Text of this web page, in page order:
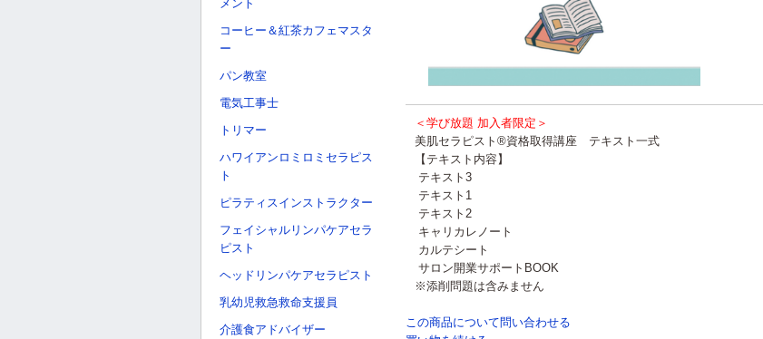
メント
コーヒー＆紅茶カフェマスタ
ー
パン教室
電気工事士
トリマー
ハワイアンロミロミセラピス
ト
ピラティスインストラクター
フェイシャルリンパケアセラ
ピスト
ヘッドリンパケアセラピスト
乳幼児救急救命支援員
介護食アドバイザー
＜学び放題 加入者限定＞
美肌セラピスト®資格取得講座 テキスト一式
【テキスト内容】
テキスト3
テキスト1
テキスト2
キャリカレノート
カルテシート
サロン開業サポートBOOK
※添削問題は含みません
この商品について問い合わせる